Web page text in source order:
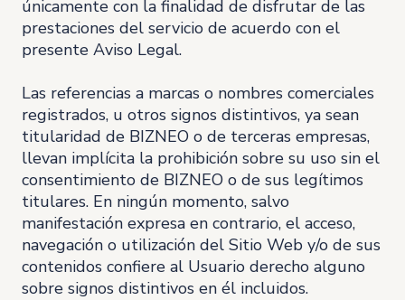
únicamente con la finalidad de disfrutar de las
prestaciones del servicio de acuerdo con el
presente Aviso Legal.
Las referencias a marcas o nombres comerciales
registrados, u otros signos distintivos, ya sean
titularidad de BIZNEO o de terceras empresas,
llevan implícita la prohibición sobre su uso sin el
consentimiento de BIZNEO o de sus legítimos
titulares. En ningún momento, salvo
manifestación expresa en contrario, el acceso,
navegación o utilización del Sitio Web y/o de sus
contenidos confiere al Usuario derecho alguno
sobre signos distintivos en él incluidos.